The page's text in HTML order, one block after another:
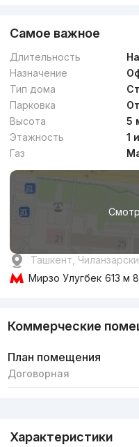
Самое важное
Длительность
Назначение
Тип дома
Парковка
Высота
5
Этажность
1
Газ
Ташкент,
Мирзо Улугбек 613 м
Коммерческие
План помещения
Договорная
Характеристики